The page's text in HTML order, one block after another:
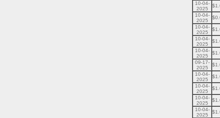
10-04-
2025
10-04-
2025
10-04-
2025
10-04-
2025
10-04-
2025
09-17-
2025
10-04-
2025
10-04-
2025
10-04-
2025
10-04-
2025